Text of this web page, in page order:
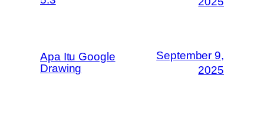
Apa Itu Google
Drawing
September 9,
2025